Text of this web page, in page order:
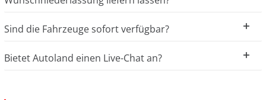
Sind die Fahrzeuge sofort verfügbar?
Bietet Autoland einen Live-Chat an?